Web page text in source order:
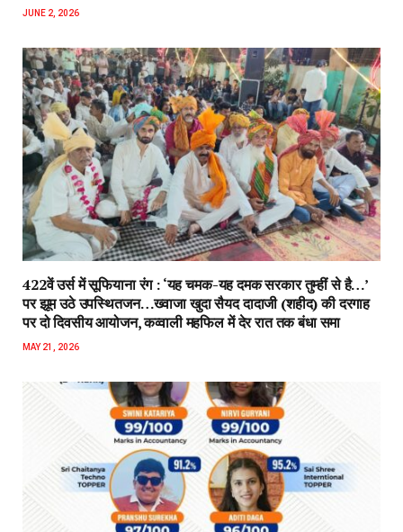
JUNE 2, 2026
422वें उर्स में सूफियाना रंग : ‘यह चमक-यह दमक सरकार तुम्हीं से है…’
पर झूम उठे उपस्थितजन…ख्वाजा खुदा सैयद दादाजी (शहीद) की दरगाह
पर दो दिवसीय आयोजन, कव्वाली महफिल में देर रात तक बंधा समा
MAY 21, 2026